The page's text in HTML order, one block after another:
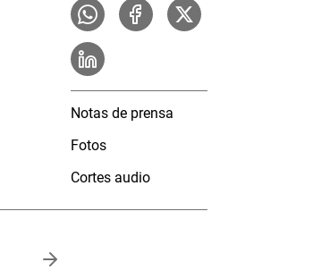
Notas de prensa
Fotos
Cortes audio